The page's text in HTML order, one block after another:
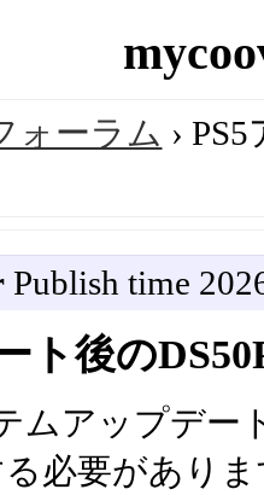
ォーラム ›
Publish time
ト後の
ムアップデー
必要があり